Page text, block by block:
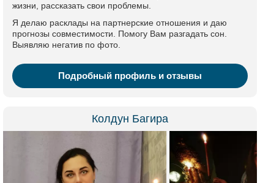
жизни, рассказать свои проблемы.
Я делаю расклады на партнерские отношения и даю
прогнозы совместимости. Помогу Вам разгадать сон.
Выявляю негатив по фото.
Подробный профиль и отзывы
Колдун Багира